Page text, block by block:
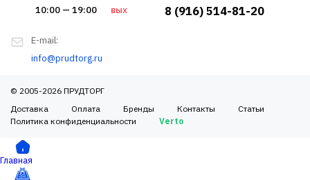
8 (916) 514-81-20
10:00 — 19:00 вых
E-mail:
info@prudtorg.ru
© 2005-2026 ПРУДТОРГ
Доставка
Оплата Бренды Контакты
Статьи
Политика конфиденциальности
Verto
Главная